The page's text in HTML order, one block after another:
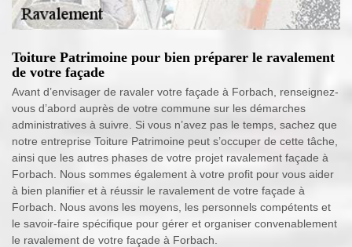
Toiture Patrimoine pour bien préparer le ravalement
de votre façade
Avant d’envisager de ravaler votre façade à Forbach, renseignez-
vous d’abord auprès de votre commune sur les démarches
administratives à suivre. Si vous n’avez pas le temps, sachez que
notre entreprise Toiture Patrimoine peut s’occuper de cette tâche,
ainsi que les autres phases de votre projet ravalement façade à
Forbach. Nous sommes également à votre profit pour vous aider
à bien planifier et à réussir le ravalement de votre façade à
Forbach. Nous avons les moyens, les personnels compétents et
le savoir-faire spécifique pour gérer et organiser convenablement
le ravalement de votre façade à Forbach.